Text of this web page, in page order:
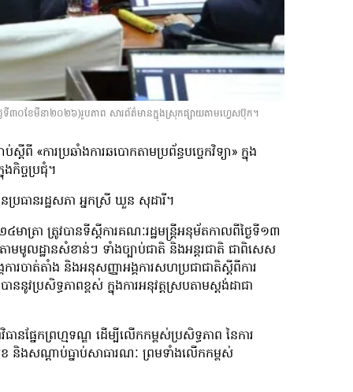
ងៃទី៣០ខែមីនា២០២៦)រូបភាព សារព័ត៌មានក្នុងស្រុកផ្សាយតាមហ្វេសប៊ុក។
ពី «ការប្រឆាំងការឆបោកតាមប្រព័ន្ធបច្ចេកវិទ្យា» ក្នុង
កិច្ចប្រជុំ។
ប្រធានរដ្ឋសភា អ្នកស្រី ឃួន សុដារី។
៤មាត្រា ត្រូវបានទីស្តីការគណៈរដ្ឋមន្រ្តីអនុម័តកាលពីថ្ងៃទី១៣
ាមមូលដ្ឋានសំខាន់ៗ ទាំងច្បាប់ជាតិ និងអន្តរជាតិ ជាពិសេស
ារចាត់តាំង និងអនុសញ្ញាអង្គការសហប្រជាជាតិស្តីពីការ
នូវប្រសិទ្ធភាពខ្ពស់ ក្នុងការអនុវត្តស្របតាមស្តង់ដាជា
ផ្នែកព្រហ្មទណ្ឌ ដើម្បីលើកកម្ពស់ប្រសិទ្ធភាព នៃការ
សុខ និងសណ្តាប់ធ្នាប់សាធារណៈ ព្រមទាំងលើកកម្ពស់